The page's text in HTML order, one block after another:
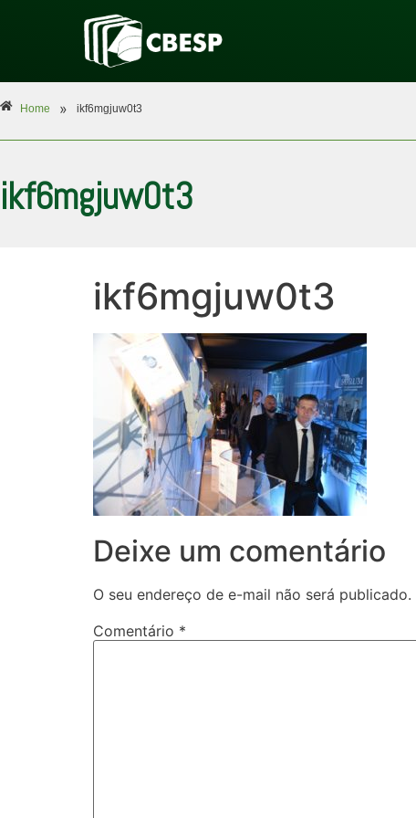
Home » ikf6mgjuw0t3
ikf6mgjuw0t3
ikf6mgjuw0t3
Deixe um comentário
O seu endereço de e-mail não será publicado.
Comentário *